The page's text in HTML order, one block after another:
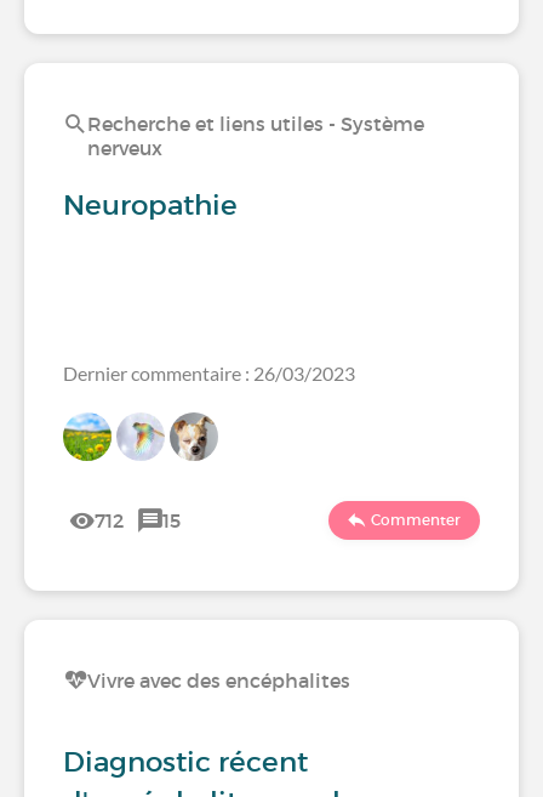
Recherche et liens utiles - Système
nerveux
Neuropathie
Dernier commentaire : 26/03/2023
712 15 Commenter
Vivre avec des encéphalites
Diagnostic récent